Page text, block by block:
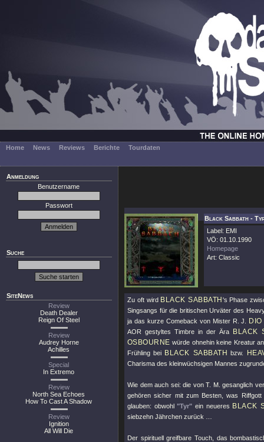
Home News Reviews Berichte Tourdaten
Anmeldung
Benutzername
Passwort
Suche
SiteNews
Review
Death Dealer
Reign Of Steel
Review
Audrey Horne
Achilles
Special
In Extremo
Review
North Sea Echoes
How To Cast A Shadow
Review
Ignition
All Will Die
Black Sabbath -
Label: EMI
VÖ: 01.10.1990
Homepage
Art: Classic
Zu oft wird BLACK SABBATH 's Phase
Singsangs für die britischen Urväter des
ja das kurze Comeback von Mister R. J.
DIO
AOR gestyltes Timbre in der Ära
BLACK
OSBOURNE würde ohnehin keine Kreatur
Frühling bei BLACK SABBATH bzw.
Charisma des kleinwüchsigen Mannes
Wie dem auch sei: die von T. M. gesanglich
gehören sicher mit zum Besten, was
glauben: obwohl"Tyr" ein neueres BLACK
siebzehn Jährchen zurück …
Der spirituell greifbare Touch, das